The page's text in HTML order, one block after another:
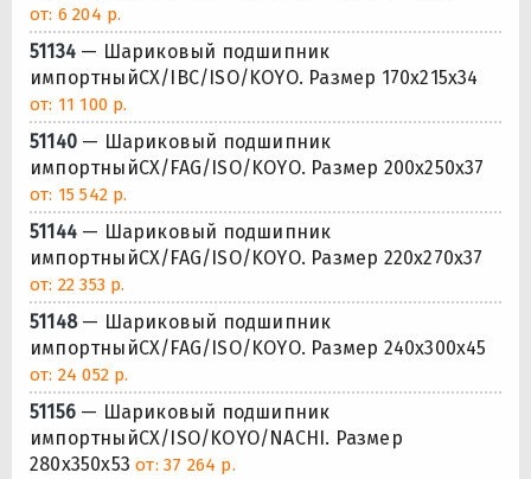
от: 6 204 р.
51134— Шариковый подшипник
импортныйCX/IBC/ISO/KOYO. Размер 170x215x34
от: 11 100 р.
51140— Шариковый подшипник
импортныйCX/FAG/ISO/KOYO. Размер 200x250x37
от: 15 542 р.
51144— Шариковый подшипник
импортныйCX/FAG/ISO/KOYO. Размер 220x270x37
от: 22 353 р.
51148— Шариковый подшипник
импортныйCX/FAG/ISO/KOYO. Размер 240x300x45
от: 24 052 р.
51156— Шариковый подшипник
импортныйCX/ISO/KOYO/NACHI. Размер
280x350x53от: 37 264 р.